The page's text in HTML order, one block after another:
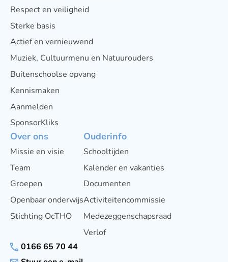
Respect en veiligheid
Sterke basis
Actief en vernieuwend
Muziek, Cultuurmenu en Natuurouders
Buitenschoolse opvang
Kennismaken
Aanmelden
SponsorKliks
Over ons
Missie en visie
Team
Groepen
Openbaar onderwijs
Stichting OcTHO
Ouderinfo
Schooltijden
Kalender en vakanties
Documenten
Activiteitencommissie
Medezeggenschapsraad
Verlof
0166 65 70 44